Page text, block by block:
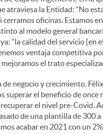
atraviesa la Entidad: “No
oficinas. Estamos
al modelo general
“la calidad del servicio [en
ventaja competitiva
el trato
negocio y crecimiento,
superar el beneficio de once
el nivel pre-Covid.
de una plantilla de 300
acabar en 2021 con un 2%